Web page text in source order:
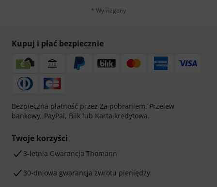
* Wymagany
Kupuj i płać bezpiecznie
Bezpieczna płatność przez Za pobraniem, Przelew
bankowy, PayPal, Blik lub Karta kredytowa.
Twoje korzyści
3-letnia Gwarancja Thomann
30-dniowa gwarancja zwrotu pieniędzy